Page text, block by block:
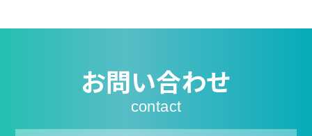
お問い合わせ
contact